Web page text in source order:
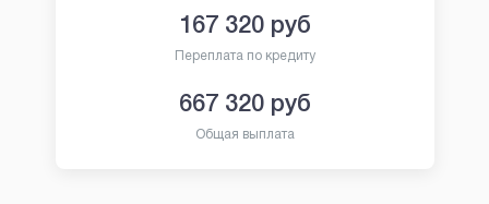
167 320руб
Переплата по кредиту
667 320руб
Общая выплата